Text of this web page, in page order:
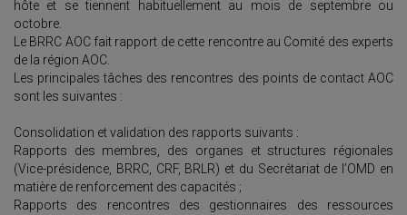
hôte et se tiennent habituellement au mois de septembre ou
octobre.
Le BRRC AOC fait rapport de cette rencontre au Comité des experts
de la région AOC.
Les principales tâches des rencontres des points de contact AOC
sont les suivantes :
Consolidation et validation des rapports suivants :
Rapports des membres, des organes et structures régionales
(Vice-présidence, BRRC, CRF, BRLR) et du Secrétariat de l’OMD en
matière de renforcement des capacités ;
Rapports des rencontres des gestionnaires des ressources